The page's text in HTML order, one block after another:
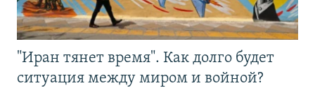
"Иран тянет время". Как долго будет
ситуация между миром и войной?